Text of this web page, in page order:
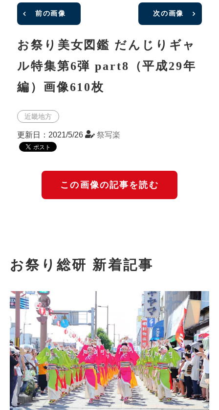
前の画像 次の画像
お祭り美女図鑑 だんじりギャ
ル特集第6弾 part8（平成29年
編）画像610枚
近畿地方
更新日：2021/5/26 祭写楽
この画像の記事を読む
お祭り総研 新着記事